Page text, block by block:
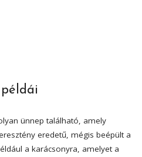
ünnep található, amely
eredetű, mégis beépült a
a karácsonyra, amelyet a